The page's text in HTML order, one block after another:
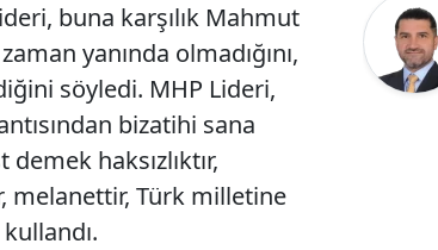
buna karşılık Mahmut
yanında olmadığını,
söyledi. MHP Lideri,
bizatihi sana
haksızlıktır,
melanettir, Türk milletine